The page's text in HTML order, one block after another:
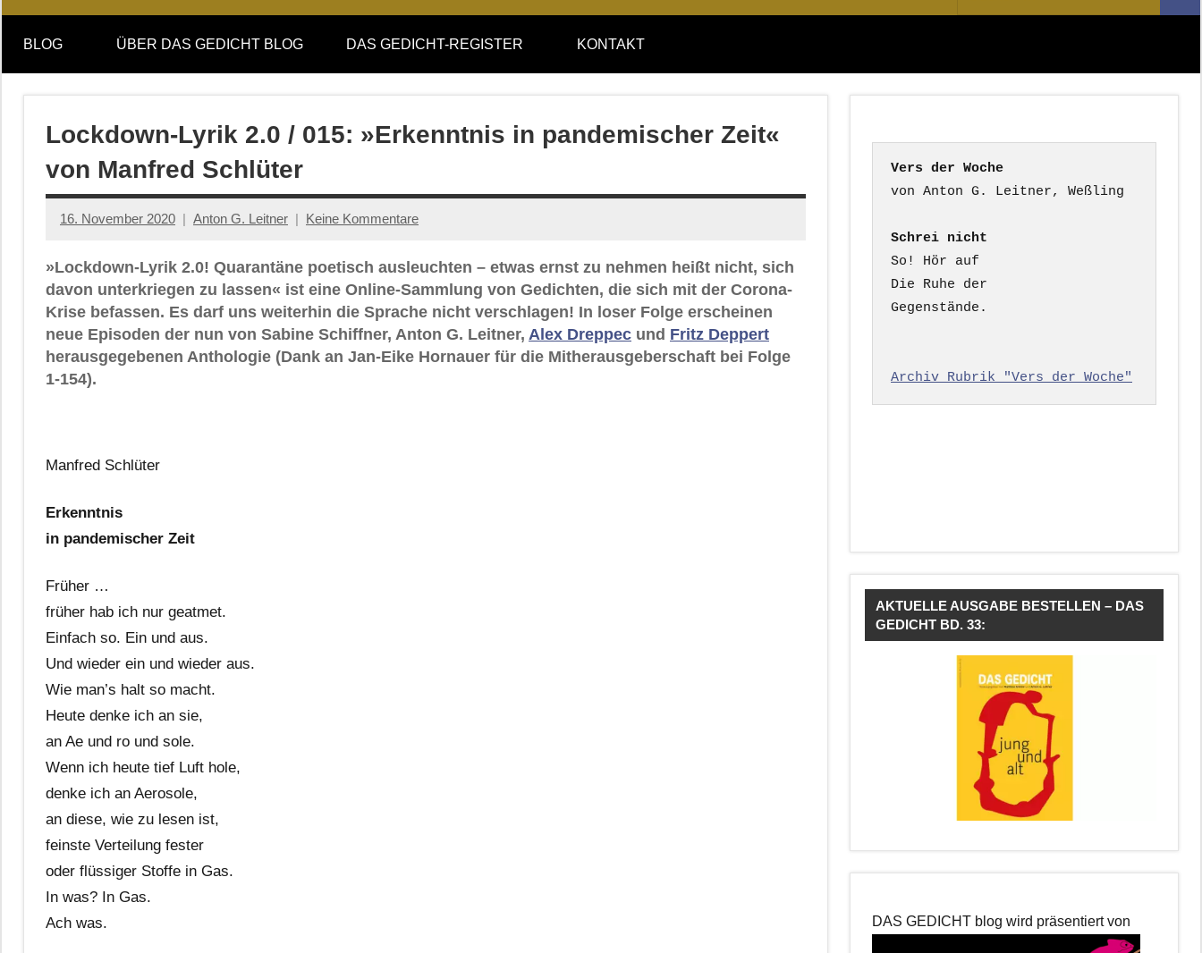
DAS
GEDICHT
blog
DAS
GEDICHT.
Zeitschrift
nach:
BLOG ÜBER DAS GEDICHT BLOG DAS GEDICHT-REGISTER KONTAKT
Lockdown-Lyrik 2.0 / 015: »Erkenntnis in pandemischer Zeit«
von Manfred Schlüter
16. November 2020 Anton G. Leitner Keine Kommentare
»Lockdown-Lyrik 2.0! Quarantäne poetisch ausleuchten – etwas ernst zu nehmen heißt nicht, sich
davon unterkriegen zu lassen« ist eine Online-Sammlung von Gedichten, die sich mit der Corona-
Krise befassen. Es darf uns weiterhin die Sprache nicht verschlagen! In loser Folge erscheinen
neue Episoden der nun von Sabine Schiffner, Anton G. Leitner, Alex Dreppec und Fritz Deppert
herausgegebenen Anthologie (Dank an Jan-Eike Hornauer für die Mitherausgeberschaft bei Folge
1-154).
Manfred Schlüter
Erkenntnis
in pandemischer Zeit
Früher …
früher hab ich nur geatmet.
Einfach so. Ein und aus.
Und wieder ein und wieder aus.
Wie man’s halt so macht.
Heute denke ich an sie,
an Ae und ro und sole.
Wenn ich heute tief Luft hole,
denke ich an Aerosole,
an diese, wie zu lesen ist,
feinste Verteilung fester
oder flüssiger Stoffe in Gas.
In was? In Gas.
Ach was.
Vers der Woche
Schrei nicht
So! Hör auf
Die Ruhe der
Gegenstände.
Archiv Rubrik "Vers der Woche"
AKTUELLE AUSGABE BESTELLEN – DAS
GEDICHT BD. 33:
DAS GEDICHT blog wird präsentiert von